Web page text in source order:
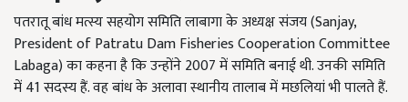
पतरातू बांध मत्स्य सहयोग समिति लाबागा के अध्यक्ष संजय (Sanjay,
President of Patratu Dam Fisheries Cooperation Committee
Labaga) का कहना है कि उन्होंने 2007 में समिति बनाई थी. उनकी समिति
में 41 सदस्य हैं. वह बांध के अलावा स्थानीय तालाब में मछलियां भी पालते हैं.